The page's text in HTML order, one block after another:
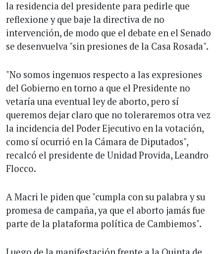
la residencia del presidente para pedirle que
reflexione y que baje la directiva de no
intervención, de modo que el debate en el Senado
se desenvuelva "sin presiones de la Casa Rosada".
"No somos ingenuos respecto a las expresiones
del Gobierno en torno a que el Presidente no
vetaría una eventual ley de aborto, pero sí
queremos dejar claro que no toleraremos otra vez
la incidencia del Poder Ejecutivo en la votación,
como sí ocurrió en la Cámara de Diputados",
recalcó el presidente de Unidad Provida, Leandro
Flocco.
A Macri le piden que "cumpla con su palabra y su
promesa de campaña, ya que el aborto jamás fue
parte de la plataforma política de Cambiemos".